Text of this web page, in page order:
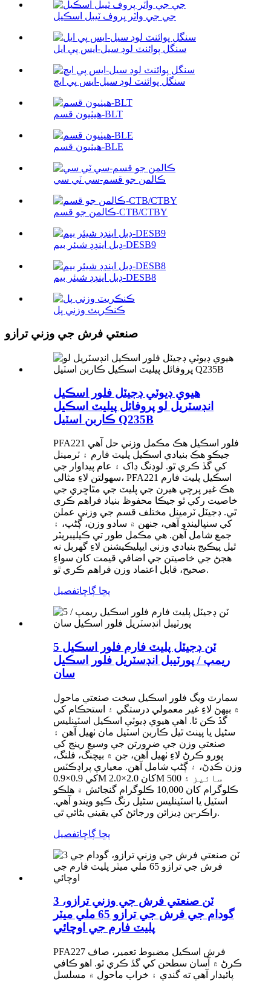
جي جي واٽر پروف ٽيبل اسڪيل
سنگل پوائنٽ لوڊ سيل-ايس پي ايل
سنگل پوائنٽ لوڊ سيل-ايس پي ايڇ
هيٺيون قسم-BLT
هيٺيون قسم-BLE
ڪالمن جو قسم-سي ٽي سي
ڪالمن جو قسم-CTB/CTBY
ڊبل اينڊڊ شيئر بيم-DESB9
ڊبل اينڊڊ شيئر بيم-DESB8
ڪنڪريٽ وزني پل
صنعتي فرش جي وزني ترازو
هيوي ڊيوٽي ڊجيٽل فلور اسڪيل
انڊسٽريل لو پروفائل پيليٽ اسڪيل
ڪاربن اسٽيل Q235B
PFA221 فلور اسڪيل هڪ مڪمل وزني حل آهي
جيڪو هڪ بنيادي اسڪيل پليٽ فارم ۽ ٽرمينل
کي گڏ ڪري ٿو. لوڊنگ ڊاک ۽ عام پيداوار جي
سهولتن لاءِ مثالي، PFA221 اسڪيل پليٽ فارم
هڪ غير پرچي هيرن جي پليٽ جي مٿاڇري جي
خاصيت رکي ٿو جيڪا محفوظ بنياد فراهم ڪري
ٿي. ڊجيٽل ٽرمينل مختلف قسم جي وزني عملن
کي سنڀاليندو آهي، جنهن ۾ سادو وزن، ڳڻپ، ۽
جمع شامل آهن. هي مڪمل طور تي ڪيليبريٽر
ٿيل پيڪيج بنيادي وزني ايپليڪيشنن لاءِ گهربل نه
هجڻ جي خاصيتن جي اضافي قيمت کان سواءِ
صحيح، قابل اعتماد وزن فراهم ڪري ٿو.
پڇا ڳاڇاتفصيل
5 ٽن ڊجيٽل پليٽ فارم فلور اسڪيل
ريمپ / پورٽيبل انڊسٽريل فلور اسڪيل
سان
سمارٽ ويگ فلور اسڪيل سخت صنعتي ماحول
۾ بيهڻ لاءِ غير معمولي درستگي ۽ استحڪام کي
گڏ ڪن ٿا. اهي هيوي ڊيوٽي اسڪيل اسٽينلیس
سٹیل يا پينٽ ٿيل ڪاربن اسٽيل مان ٺهيل آهن ۽
صنعتي وزن جي ضرورتن جي وسيع رينج کي
پورو ڪرڻ لاءِ ٺهيل آهن، جن ۾ بيچنگ، فلنگ،
وزن ڪڍڻ، ۽ ڳڻپ شامل آهن. معياري پراڊڪٽس
کي 0.9×0.9M کان 2.0×2.0M سائيز ۽ 500
ڪلوگرام کان 10,000 ڪلوگرام گنجائش ۾ هلڪو
اسٽيل يا اسٽينلیس سٹیل رنگ ڪيو ويندو آهي.
راڪر-پن ڊيزائن ورجائڻ کي يقيني بڻائي ٿي.
پڇا ڳاڇاتفصيل
3 ٽن صنعتي فرش جي وزني ترازو،
گودام جي فرش جي ترازو 65 ملي ميٽر
پليٽ فارم جي اوچائي
PFA227 فرش اسڪيل مضبوط تعمير، صاف
ڪرڻ ۾ آسان سطحن کي گڏ ڪري ٿو. اهو ڪافي
پائيدار آهي ته گندي ۽ خراب ماحول ۾ مسلسل